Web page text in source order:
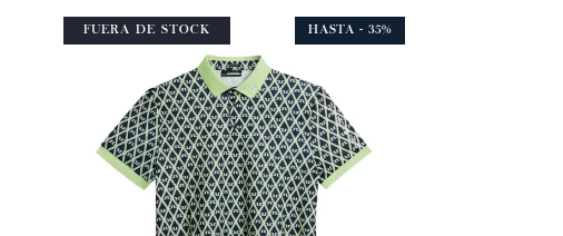
FUERA DE STOCK HASTA - 35%